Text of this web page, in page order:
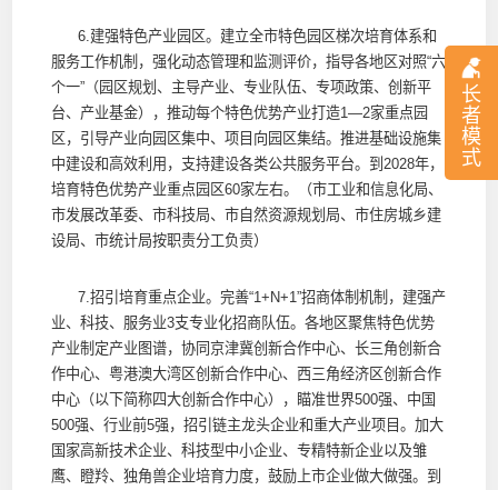
长
者
模
式
6.建强特色产业园区。建立全市特色园区梯次培育体系和
服务工作机制，强化动态管理和监测评价，指导各地区对照“六
个一”（园区规划、主导产业、专业队伍、专项政策、创新平
台、产业基金），推动每个特色优势产业打造1—2家重点园
区，引导产业向园区集中、项目向园区集结。推进基础设施集
中建设和高效利用，支持建设各类公共服务平台。到2028年，
培育特色优势产业重点园区60家左右。（市工业和信息化局、
市发展改革委、市科技局、市自然资源规划局、市住房城乡建
设局、市统计局按职责分工负责）
7.招引培育重点企业。完善“1+N+1”招商体制机制，建强产
业、科技、服务业3支专业化招商队伍。各地区聚焦特色优势
产业制定产业图谱，协同京津冀创新合作中心、长三角创新合
作中心、粤港澳大湾区创新合作中心、西三角经济区创新合作
中心（以下简称四大创新合作中心），瞄准世界500强、中国
500强、行业前5强，招引链主龙头企业和重大产业项目。加大
国家高新技术企业、科技型中小企业、专精特新企业以及雏
鹰、瞪羚、独角兽企业培育力度，鼓励上市企业做大做强。到